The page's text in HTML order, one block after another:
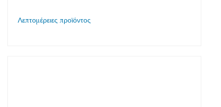
Λεπτομέρειες προϊόντος